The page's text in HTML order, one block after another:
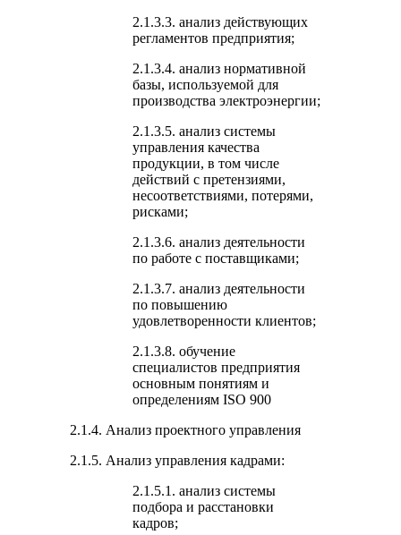
2.1.3.3. анализ действующих
регламентов предприятия;
2.1.3.4. анализ нормативной
базы, используемой для
производства электроэнергии;
2.1.3.5. анализ системы
управления качества
продукции, в том числе
действий с претензиями,
несоответствиями, потерями,
рисками;
2.1.3.6. анализ деятельности
по работе с поставщиками;
2.1.3.7. анализ деятельности
по повышению
удовлетворенности клиентов;
2.1.3.8. обучение
специалистов предприятия
основным понятиям и
определениям ISO 900
2.1.4. Анализ проектного управления
2.1.5. Анализ управления кадрами:
2.1.5.1. анализ системы
подбора и расстановки
кадров;